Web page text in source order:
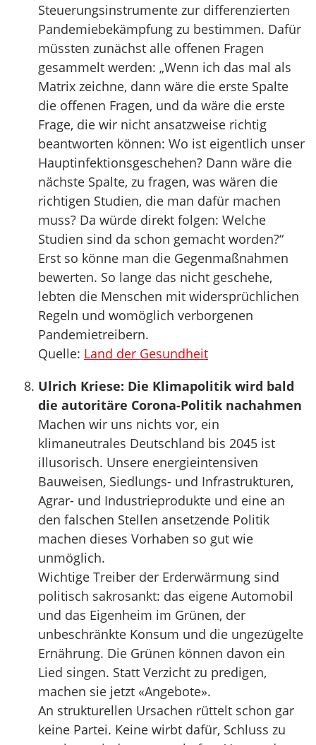
Steuerungsinstrumente zur differenzierten
Pandemiebekämpfung zu bestimmen. Dafür
müssten zunächst alle offenen Fragen
gesammelt werden: „Wenn ich das mal als
Matrix zeichne, dann wäre die erste Spalte
die offenen Fragen, und da wäre die erste
Frage, die wir nicht ansatzweise richtig
beantworten können: Wo ist eigentlich unser
Hauptinfektionsgeschehen? Dann wäre die
nächste Spalte, zu fragen, was wären die
richtigen Studien, die man dafür machen
muss? Da würde direkt folgen: Welche
Studien sind da schon gemacht worden?“
Erst so könne man die Gegenmaßnahmen
bewerten. So lange das nicht geschehe,
lebten die Menschen mit widersprüchlichen
Regeln und womöglich verborgenen
Pandemietreibern.
Quelle: Land der Gesundheit
Ulrich Kriese: Die Klimapolitik wird bald
die autoritäre Corona-Politik nachahmen
Machen wir uns nichts vor, ein
klimaneutrales Deutschland bis 2045 ist
illusorisch. Unsere energieintensiven
Bauweisen, Siedlungs- und Infrastrukturen,
Agrar- und Industrieprodukte und eine an
den falschen Stellen ansetzende Politik
machen dieses Vorhaben so gut wie
unmöglich.
Wichtige Treiber der Erderwärmung sind
politisch sakrosankt: das eigene Automobil
und das Eigenheim im Grünen, der
unbeschränkte Konsum und die ungezügelte
Ernährung. Die Grünen können davon ein
Lied singen. Statt Verzicht zu predigen,
machen sie jetzt «Angebote».
An strukturellen Ursachen rüttelt schon gar
keine Partei. Keine wirbt dafür, Schluss zu